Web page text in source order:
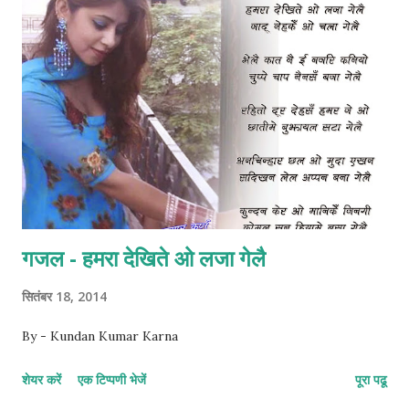
गजल - हमरा देखिते ओ लजा गेलै
सितंबर 18, 2014
By - Kundan Kumar Karna
शेयर करें एक टिप्पणी भेजें पूरा पढू